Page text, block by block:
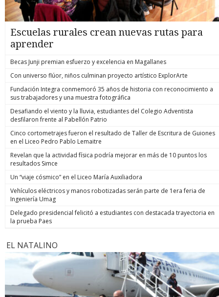
Escuelas rurales crean nuevas rutas para
aprender
Becas Junji premian esfuerzo y excelencia en Magallanes
Con universo flúor, niños culminan proyecto artístico ExplorArte
Fundación Integra conmemoró 35 años de historia con reconocimiento a
sus trabajadores y una muestra fotográfica
Desafiando el viento y la lluvia, estudiantes del Colegio Adventista
desfilaron frente al Pabellón Patrio
Cinco cortometrajes fueron el resultado de Taller de Escritura de Guiones
en el Liceo Pedro Pablo Lemaitre
Revelan que la actividad física podría mejorar en más de 10 puntos los
resultados Simce
Un “viaje cósmico” en el Liceo María Auxiliadora
Vehículos eléctricos y manos robotizadas serán parte de 1era feria de
Ingeniería Umag
Delegado presidencial felicitó a estudiantes con destacada trayectoria en
la prueba Paes
EL NATALINO